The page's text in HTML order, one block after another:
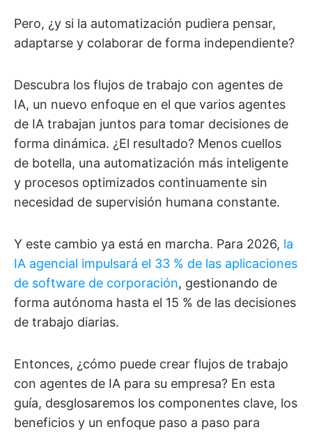
Pero, ¿y si la automatización pudiera pensar,
adaptarse y colaborar de forma independiente?
Descubra los flujos de trabajo con agentes de
IA, un nuevo enfoque en el que varios agentes
de IA trabajan juntos para tomar decisiones de
forma dinámica. ¿El resultado? Menos cuellos
de botella, una automatización más inteligente
y procesos optimizados continuamente sin
necesidad de supervisión humana constante.
Y este cambio ya está en marcha. Para 2026, la
IA agencial impulsará el 33 % de las aplicaciones
de software de corporación, gestionando de
forma autónoma hasta el 15 % de las decisiones
de trabajo diarias.
Entonces, ¿cómo puede crear flujos de trabajo
con agentes de IA para su empresa? En esta
guía, desglosaremos los componentes clave, los
beneficios y un enfoque paso a paso para